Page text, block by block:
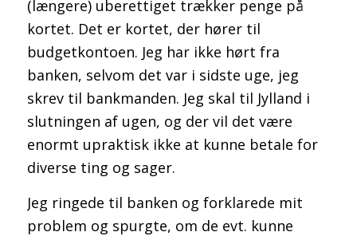
(længere) uberettiget trækker penge på
kortet. Det er kortet, der hører til
budgetkontoen. Jeg har ikke hørt fra
banken, selvom det var i sidste uge, jeg
skrev til bankmanden. Jeg skal til Jylland i
slutningen af ugen, og der vil det være
enormt upraktisk ikke at kunne betale for
diverse ting og sager.
Jeg ringede til banken og forklarede mit
problem og spurgte, om de evt. kunne